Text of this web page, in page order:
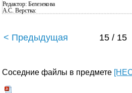
Редактор: Белезекова
А.С. Верстка:
< Предыдущая 15 / 15
Соседние файлы в предмете